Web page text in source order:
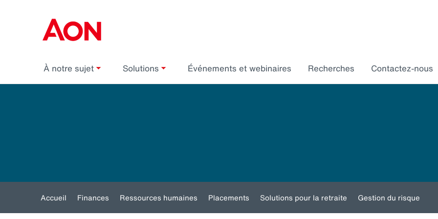
À notre sujet Solutions Événements et webinaires Recherches Contactez-nous
Accueil Finances
Toggle
Ressources humaines
Toggle
Placements
Toggle
Solutions pour la retraite
Toggle
Gestion du risque